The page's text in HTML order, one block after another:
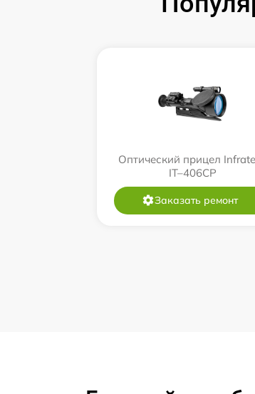
Оптический прицел
IT–406СP
Заказать ремонт